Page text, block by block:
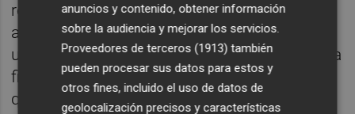
retirar su dinero en un plazo inferior a cuatro
años; además se informa que puede invertir
un porcentale del 25% en emisiones de renta
fija de baja calidad crediticia, es decir, en lo
que se conoce en el argot financiero
anuncios y contenido, obtener información
sobre la audiencia y mejorar los servicios.
Proveedores de terceros (1913) también
pueden procesar sus datos para estos y
otros fines, incluido el uso de datos de
geolocalización precisos y características